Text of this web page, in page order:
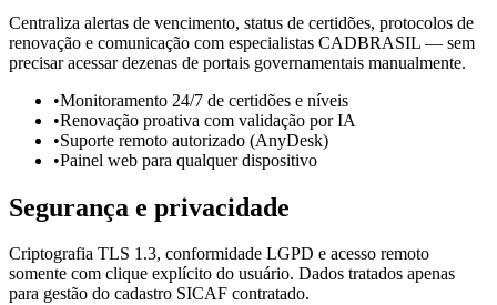
Centraliza alertas de vencimento, status de certidões, protocolos de
renovação e comunicação com especialistas CADBRASIL — sem
precisar acessar dezenas de portais governamentais manualmente.
•Monitoramento 24/7 de certidões e níveis
•Renovação proativa com validação por IA
•Suporte remoto autorizado (AnyDesk)
•Painel web para qualquer dispositivo
Segurança e privacidade
Criptografia TLS 1.3, conformidade LGPD e acesso remoto
somente com clique explícito do usuário. Dados tratados apenas
para gestão do cadastro SICAF contratado.